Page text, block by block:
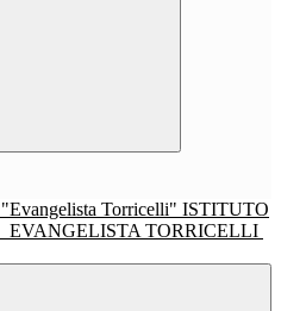
ISTITUTO
EVANGELISTA TORRICELLI